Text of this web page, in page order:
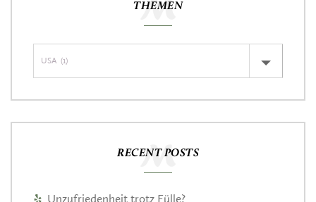
THEMEN
RECENT POSTS
Unzufriedenheit trotz Fülle?